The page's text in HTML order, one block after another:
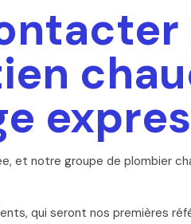
et notre groupe de plombier
qui seront nos premières